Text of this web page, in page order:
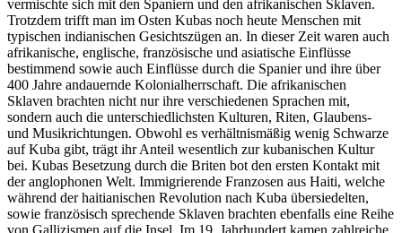
vermischte sich mit den Spaniern und den afrikanischen Sklaven.
Trotzdem trifft man im Osten Kubas noch heute Menschen mit
typischen indianischen Gesichtszügen an. In dieser Zeit waren auch
afrikanische, englische, französische und asiatische Einflüsse
bestimmend sowie auch Einflüsse durch die Spanier und ihre über
400 Jahre andauernde Kolonialherrschaft. Die afrikanischen
Sklaven brachten nicht nur ihre verschiedenen Sprachen mit,
sondern auch die unterschiedlichsten Kulturen, Riten, Glaubens-
und Musikrichtungen. Obwohl es verhältnismäßig wenig Schwarze
auf Kuba gibt, trägt ihr Anteil wesentlich zur kubanischen Kultur
bei. Kubas Besetzung durch die Briten bot den ersten Kontakt mit
der anglophonen Welt. Immigrierende Franzosen aus Haiti, welche
während der haitianischen Revolution nach Kuba übersiedelten,
sowie französisch sprechende Sklaven brachten ebenfalls eine Reihe
von Gallizismen auf die Insel. Im 19. Jahrhundert kamen zahlreiche